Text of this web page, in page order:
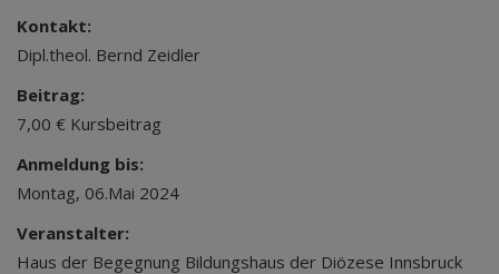
Kontakt:
Dipl.theol. Bernd Zeidler
Beitrag:
7,00 € Kursbeitrag
Anmeldung bis:
Montag, 06.Mai 2024
Veranstalter:
Haus der Begegnung Bildungshaus der Diözese Innsbruck